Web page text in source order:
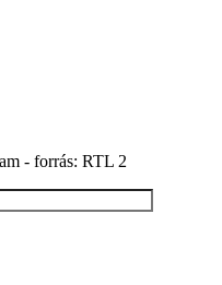
- forrás: RTL 2